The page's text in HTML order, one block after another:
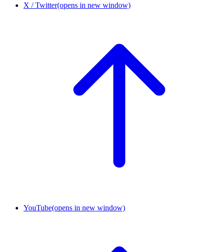
X / Twitter(opens in new window)
YouTube(opens in new window)